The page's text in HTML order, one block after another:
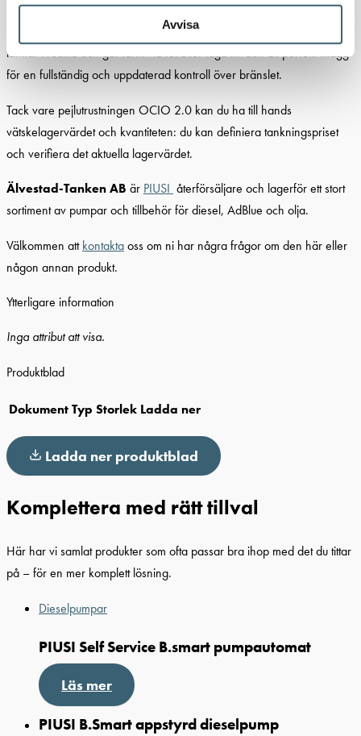
Avvisa
och uppdaterad kontroll över bränslet. Genom att lägga till
, låter systemet dig övervaka vätskenivån i dina
tankar i realtid och ger larm vid fel eller låga nivåer. Ett perfekt tillägg
för en fullständig och uppdaterad kontroll över bränslet.
Tack vare pejlutrustningen OCIO 2.0 kan du ha till hands
vätskelagervärdet och kvantiteten: du kan definiera tankningspriset
och verifiera det aktuella lagervärdet.
Älvestad-Tanken AB är PIUSI återförsäljare och lagerför ett stort
sortiment av pumpar och tillbehör för diesel, AdBlue och olja.
Välkommen attkontaktaoss om ni har några frågor om den här eller
någon annan produkt.
Ytterligare information
Inga attribut att visa.
Produktblad
DokumentTyp Storlek Ladda ner
Ladda ner produktblad
Komplettera med rätt tillval
Här har vi samlat produkter som ofta passar bra ihop med det du tittar
på – för en mer komplett lösning.
Dieselpumpar
PIUSI Self Service B.smart pumpautomat
Läs mer
PIUSI B.Smart appstyrd dieselpump